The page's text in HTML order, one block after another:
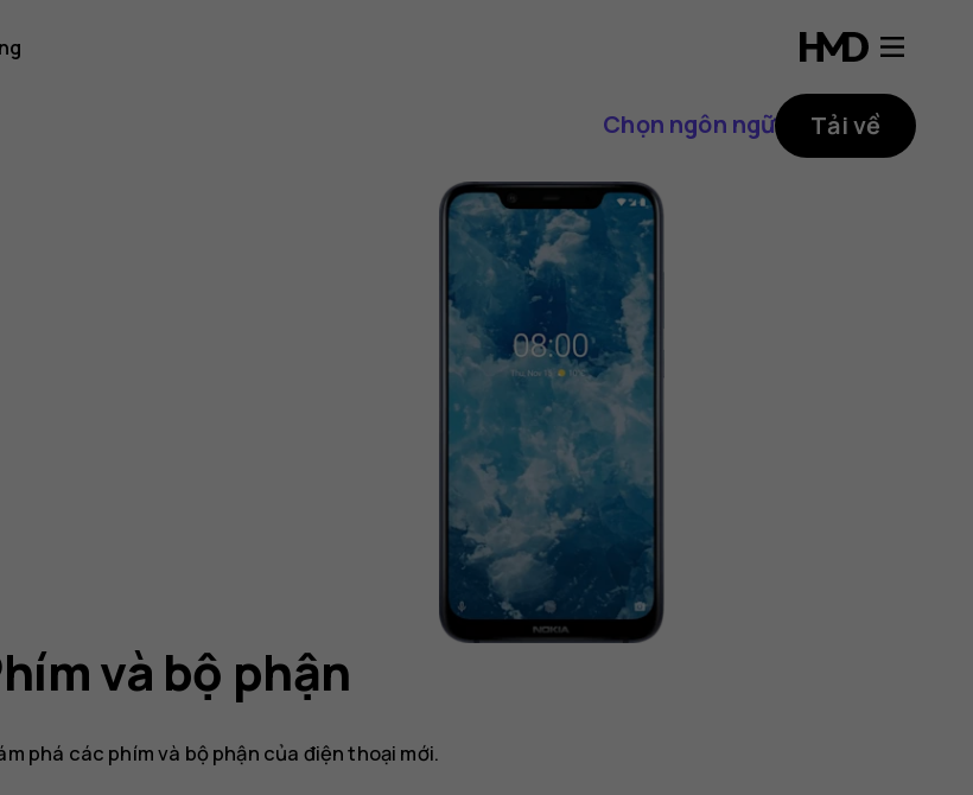
Chọn ngôn ngữ Tải về
và bộ phận
phá các phím và bộ phận của điện thoại mới.